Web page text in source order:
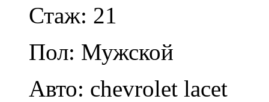
Стаж: 21
Пол: Мужской
Авто: chevrolet lacet